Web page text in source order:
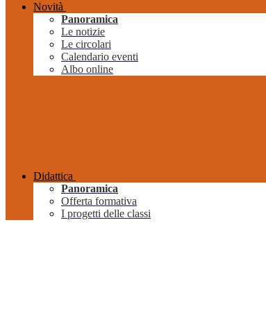
Novità
Panoramica
Le notizie
Le circolari
Calendario eventi
Albo online
Didattica
Panoramica
Offerta formativa
I progetti delle classi